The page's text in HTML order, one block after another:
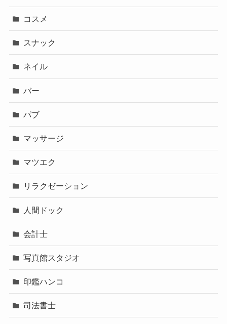
コスメ
スナック
ネイル
バー
パブ
マッサージ
マツエク
リラクゼーション
人間ドック
会計士
写真館スタジオ
印鑑ハンコ
司法書士